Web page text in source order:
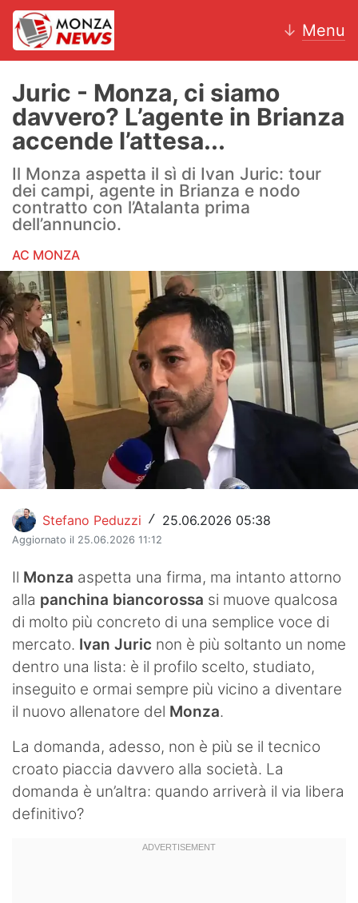
↓ Menu
News
AC Monza
Calcio
Volley
Hockey
Altri sport
Hockey
Pallanuoto
Pallamano
Altre
News
Eventi
Juric - Monza, ci siamo
davvero? L’agente in Brianza
accende l’attesa...
Il Monza aspetta il sì di Ivan Juric: tour
dei campi, agente in Brianza e nodo
contratto con l’Atalanta prima
dell’annuncio.
AC MONZA
Stefano Peduzzi / 25.06.2026 05:38
Aggiornato il 25.06.2026 11:12
Il Monza aspetta una firma, ma intanto attorno
alla panchina biancorossa si muove qualcosa
di molto più concreto di una semplice voce di
mercato. Ivan Juric non è più soltanto un nome
dentro una lista: è il profilo scelto, studiato,
inseguito e ormai sempre più vicino a diventare
il nuovo allenatore del Monza.
La domanda, adesso, non è più se il tecnico
croato piaccia davvero alla società. La
domanda è un’altra: quando arriverà il via libera
definitivo?